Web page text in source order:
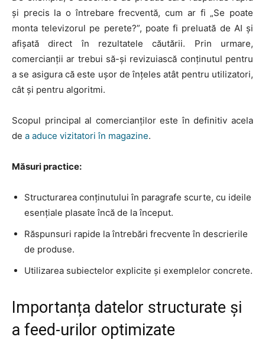
și precis la o întrebare frecventă, cum ar fi „Se poate
monta televizorul pe perete?”, poate fi preluată de AI și
afișată direct în rezultatele căutării. Prin urmare,
comercianții ar trebui să-și revizuiască conținutul pentru
a se asigura că este ușor de înțeles atât pentru utilizatori,
cât și pentru algoritmi.
Scopul principal al comercianților este în definitiv acela
de a aduce vizitatori în magazine.
Măsuri practice:
Structurarea conținutului în paragrafe scurte, cu ideile
esențiale plasate încă de la început.
Răspunsuri rapide la întrebări frecvente în descrierile
de produse.
Utilizarea subiectelor explicite și exemplelor concrete.
Importanța datelor structurate și
a feed-urilor optimizate